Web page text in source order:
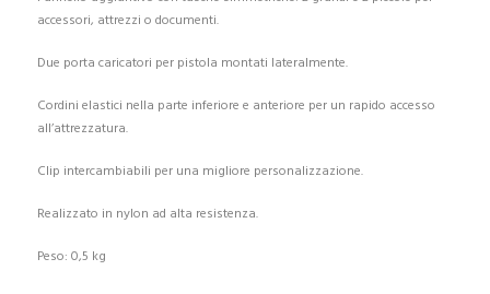
accessori, attrezzi o documenti.
Due porta caricatori per pistola montati lateralmente.
Cordini elastici nella parte inferiore e anteriore per un rapido accesso
all’attrezzatura.
Clip intercambiabili per una migliore personalizzazione.
Realizzato in nylon ad alta resistenza.
Peso: 0,5 kg